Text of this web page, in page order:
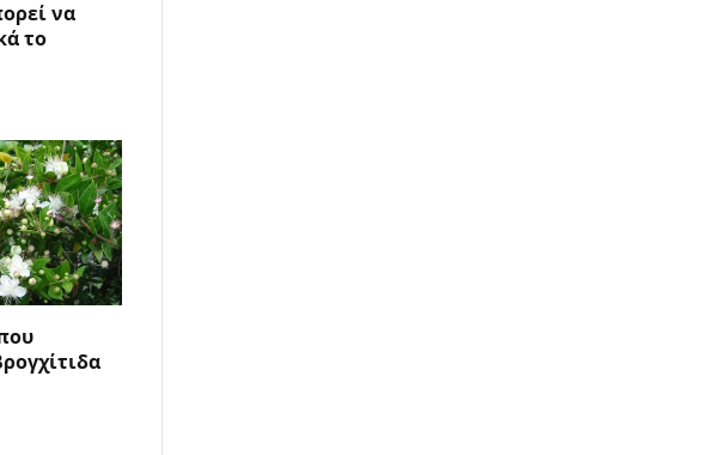
να
το